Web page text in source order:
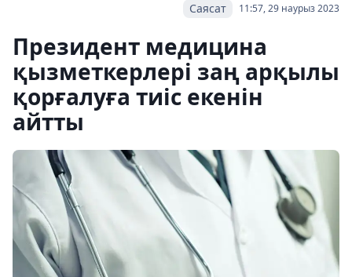
11:57, 29 наурыз 2023
Саясат
Президент медицина
қызметкерлері заң арқылы
қорғалуға тиіс екенін
айтты